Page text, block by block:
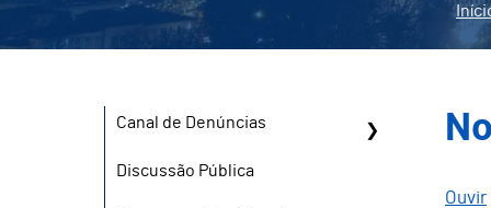
Canal de Denúncias
Discussão Pública
Ouvir